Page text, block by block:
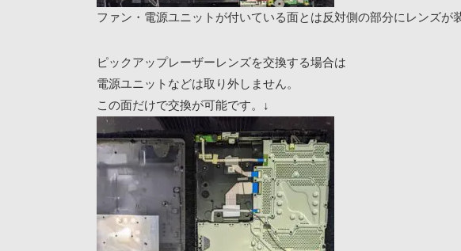
ファン・電源ユニットが付いている面とは反対側の部分にレンズが
ピックアップレーザーレンズを交換する場合は
電源ユニットなどは取り外しません。
この面だけで交換が可能です。↓